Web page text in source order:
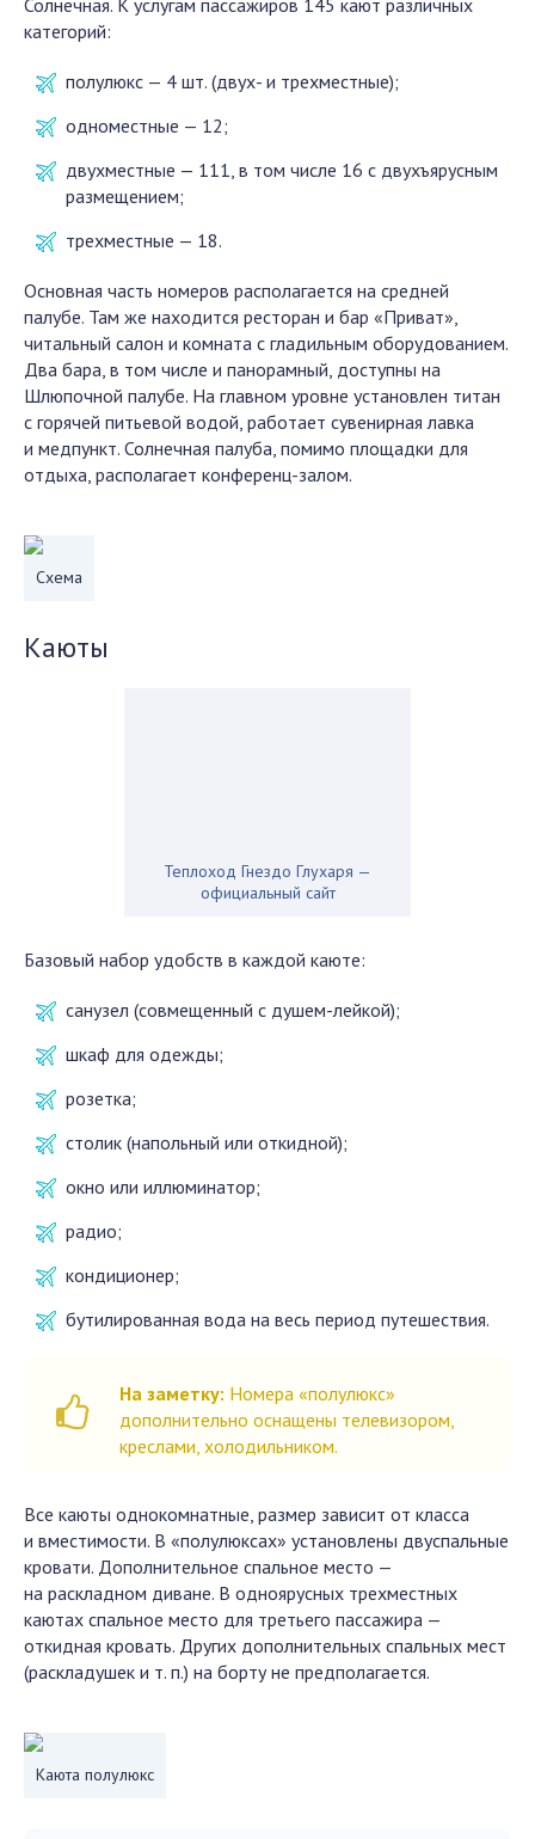
Солнечная. К услугам пассажиров 145 кают различных
категорий:
полулюкс — 4 шт. (двух- и трехместные);
одноместные — 12;
двухместные — 111, в том числе 16 с двухъярусным
размещением;
трехместные — 18.
Основная часть номеров располагается на средней
палубе. Там же находится ресторан и бар «Приват»,
читальный салон и комната с гладильным оборудованием.
Два бара, в том числе и панорамный, доступны на
Шлюпочной палубе. На главном уровне установлен титан
с горячей питьевой водой, работает сувенирная лавка
и медпункт. Солнечная палуба, помимо площадки для
отдыха, располагает конференц-залом.
Схема
Каюты
Теплоход Гнездо Глухаря —
официальный сайт
Базовый набор удобств в каждой каюте:
санузел (совмещенный с душем-лейкой);
шкаф для одежды;
розетка;
столик (напольный или откидной);
окно или иллюминатор;
радио;
кондиционер;
бутилированная вода на весь период путешествия.
На заметку: Номера «полулюкс»
дополнительно оснащены телевизором,
креслами, холодильником.
Все каюты однокомнатные, размер зависит от класса
и вместимости. В «полулюксах» установлены двуспальные
кровати. Дополнительное спальное место —
на раскладном диване. В одноярусных трехместных
каютах спальное место для третьего пассажира —
откидная кровать. Других дополнительных спальных мест
(раскладушек и т. п.) на борту не предполагается.
Каюта полулюкс